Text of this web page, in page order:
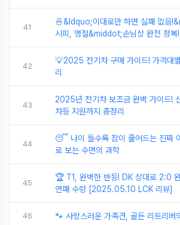
41
🍜&ldquo;이대로만 하면 실패 없음
시피, 명절&middot;손님상 완전 정복!
42
💡2025 전기차 구매 가이드! 가격대
리
43
2025년 전기차 보조금 완벽 가이드!
차등 지원까지 총정리
44
😴 나이 들수록 잠이 줄어드는 진짜
로 보는 수면의 과학
45
🏆 T1, 완벽한 반등! DK 상대로 2:0
연패 수렁 [2025.05.10 LCK 리뷰]
46 🐾 사랑스러운 가족견, 골든 리트리버